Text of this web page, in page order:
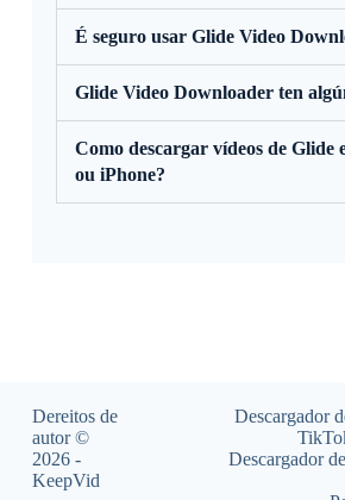
É seguro usar Glide Video
Glide Video Downloader ten
Como descargar vídeos de Glide
ou iPhone?
Dereitos de
autor ©
2026 -
KeepVid
Descargador
Descargador